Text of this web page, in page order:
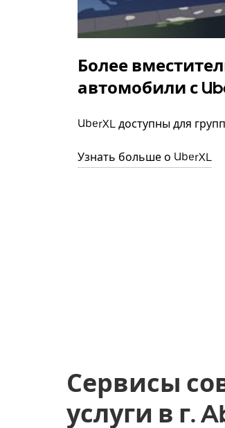
Более
автомобили с
UberXL доступны для
Узнать больше о UberXL
Сервисы
услуги в г.